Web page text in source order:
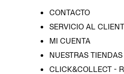
CONTACTO
SERVICIO AL
MI CUENTA
NUESTRAS TIENDAS
CLICK&COLLECT -